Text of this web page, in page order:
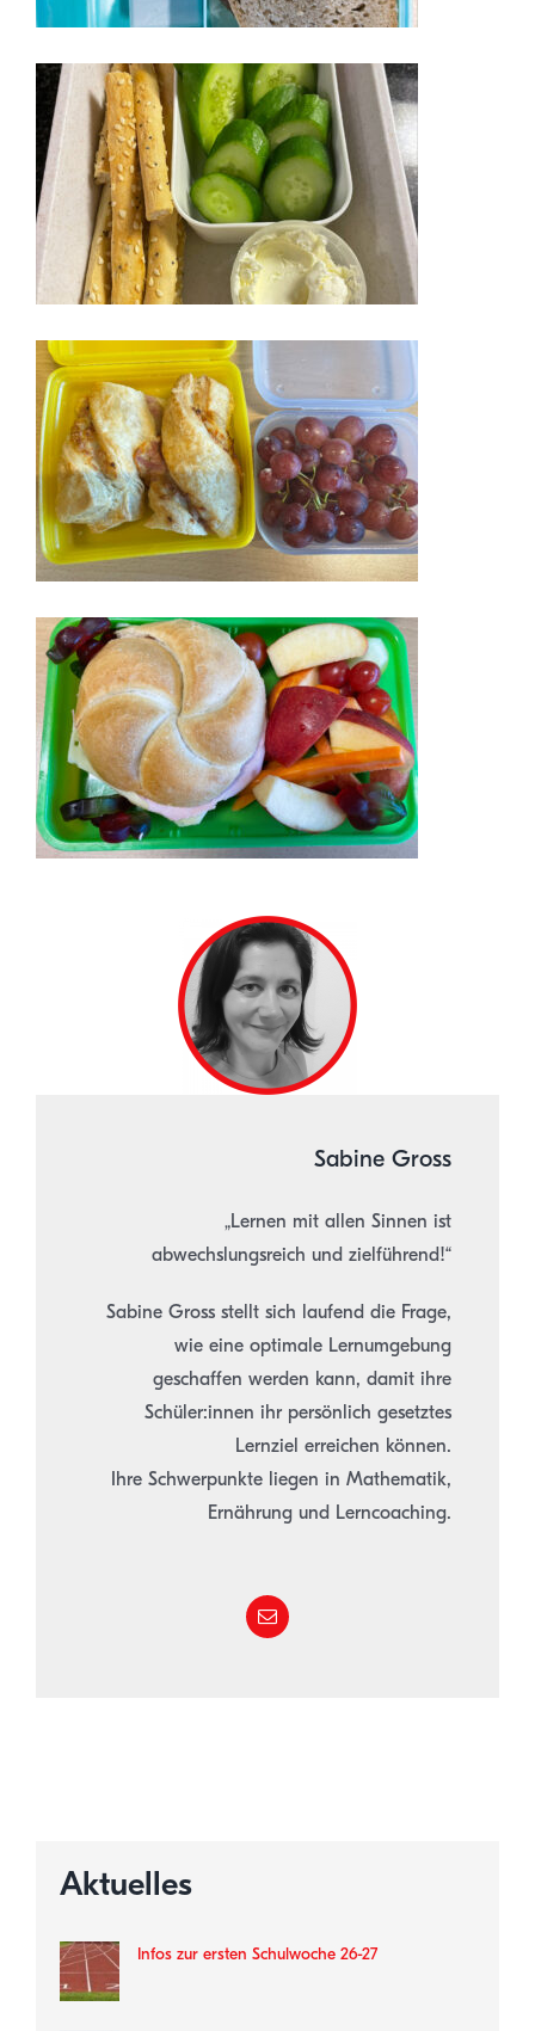
Sabine Gross
„Lernen mit allen Sinnen ist
abwechslungsreich und zielführend!“
Sabine Gross stellt sich laufend die Frage,
wie eine optimale Lernumgebung
geschaffen werden kann, damit ihre
Schüler:innen ihr persönlich gesetztes
Lernziel erreichen können.
Ihre Schwerpunkte liegen in Mathematik,
Ernährung und Lerncoaching.
Aktuelles
Infos zur ersten Schulwoche 26-27